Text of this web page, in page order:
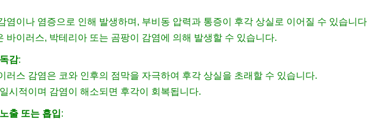
염이나 염증으로 인해 발생하며, 부비동 압력과 통증이 후각 상실로 이어질 수 있습니
바이러스, 박테리아 또는 곰팡이 감염에 의해 발생할 수 있습니다.
감:
러스 감염은 코와 인후의 점막을 자극하여 후각 상실을 초래할 수 있습니다.
시적이며 감염이 해소되면 후각이 회복됩니다.
출 또는 흡입: